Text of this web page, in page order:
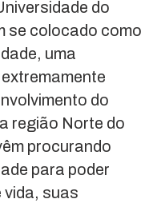
do
se colocado como
uma
do
região Norte do
procurando
para poder
vida, suas